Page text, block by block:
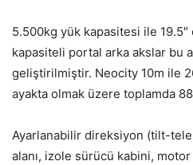
5.500kg yük kapasitesi ile
kapasiteli portal arka akslar bu
geliştirilmiştir. Neocity 10m ile
ayakta olmak üzere toplamda
Ayarlanabilir direksiyon (tilt-
alanı, izole sürücü kabini, motor